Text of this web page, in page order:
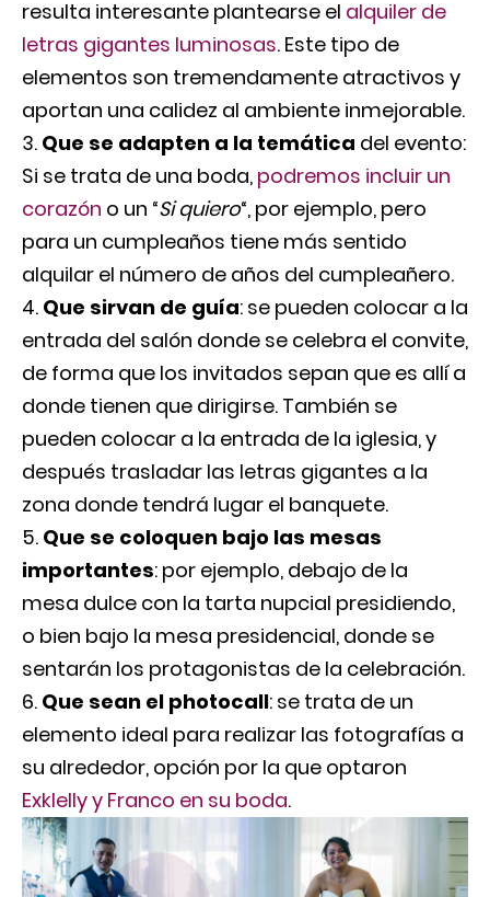
resulta interesante plantearse el alquiler de
letras gigantes luminosas. Este tipo de
elementos son tremendamente atractivos y
aportan una calidez al ambiente inmejorable.
Que se adapten a la temática del evento:
Si se trata de una boda, podremos incluir un
corazón o un “Si quiero“, por ejemplo, pero
para un cumpleaños tiene más sentido
alquilar el número de años del cumpleañero.
Que sirvan de guía: se pueden colocar a la
entrada del salón donde se celebra el convite,
de forma que los invitados sepan que es allí a
donde tienen que dirigirse. También se
pueden colocar a la entrada de la iglesia, y
después trasladar las letras gigantes a la
zona donde tendrá lugar el banquete.
Que se coloquen bajo las mesas
importantes: por ejemplo, debajo de la
mesa dulce con la tarta nupcial presidiendo,
o bien bajo la mesa presidencial, donde se
sentarán los protagonistas de la celebración.
Que sean el photocall: se trata de un
elemento ideal para realizar las fotografías a
su alrededor, opción por la que optaron
Exklelly y Franco en su boda.